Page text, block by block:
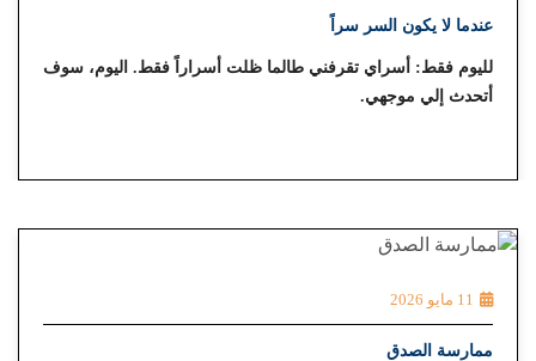
عندما لا يكون السر سراً
لليوم فقط: أسراي تقرفني طالما ظلت أسراراً فقط. اليوم، سوف
أتحدث إلي موجهي.
11 مايو 2026
ممارسة الصدق